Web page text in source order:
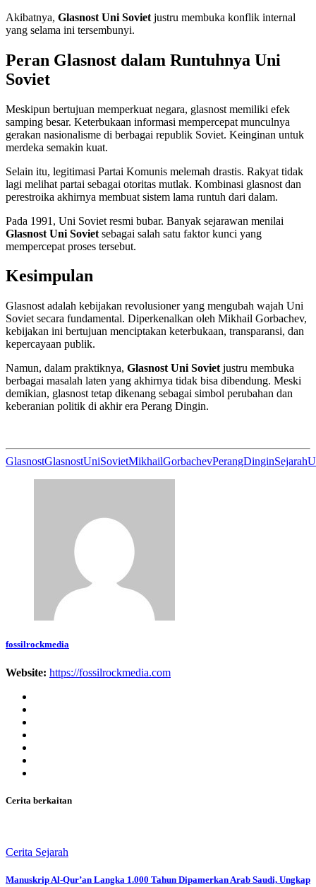
Akibatnya, Glasnost Uni Soviet justru membuka konflik internal
yang selama ini tersembunyi.
Peran Glasnost dalam Runtuhnya Uni
Soviet
Meskipun bertujuan memperkuat negara, glasnost memiliki efek
samping besar. Keterbukaan informasi mempercepat munculnya
gerakan nasionalisme di berbagai republik Soviet. Keinginan untuk
merdeka semakin kuat.
Selain itu, legitimasi Partai Komunis melemah drastis. Rakyat tidak
lagi melihat partai sebagai otoritas mutlak. Kombinasi glasnost dan
perestroika akhirnya membuat sistem lama runtuh dari dalam.
Pada 1991, Uni Soviet resmi bubar. Banyak sejarawan menilai
Glasnost Uni Soviet sebagai salah satu faktor kunci yang
mempercepat proses tersebut.
Kesimpulan
Glasnost adalah kebijakan revolusioner yang mengubah wajah Uni
Soviet secara fundamental. Diperkenalkan oleh Mikhail Gorbachev,
kebijakan ini bertujuan menciptakan keterbukaan, transparansi, dan
kepercayaan publik.
Namun, dalam praktiknya, Glasnost Uni Soviet justru membuka
berbagai masalah laten yang akhirnya tidak bisa dibendung. Meski
demikian, glasnost tetap dikenang sebagai simbol perubahan dan
keberanian politik di akhir era Perang Dingin.
GlasnostGlasnostUniSovietMikhailGorbachevPerangDingin
fossilrockmedia
Website: https://fossilrockmedia.com
Cerita berkaitan
Cerita Sejarah
Manuskrip Al-Qur’an Langka 1.000 Tahun Dipamerkan Arab Saudi, Ungkap